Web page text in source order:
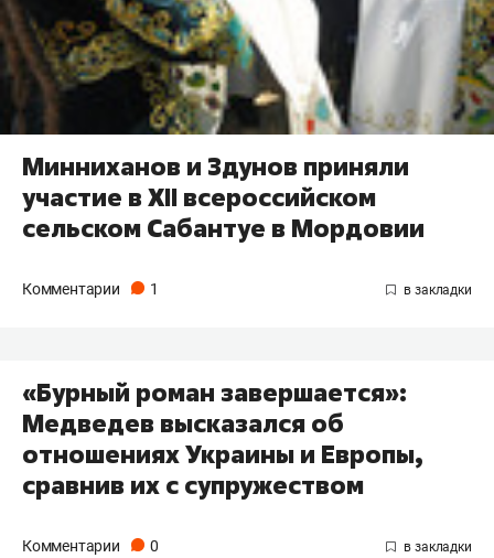
Минниханов и Здунов приняли
участие в XII всероссийском
сельском Сабантуе в Мордовии
Комментарии 1
«Бурный роман завершается»:
Медведев высказался об
отношениях Украины и Европы,
сравнив их с супружеством
Комментарии 0